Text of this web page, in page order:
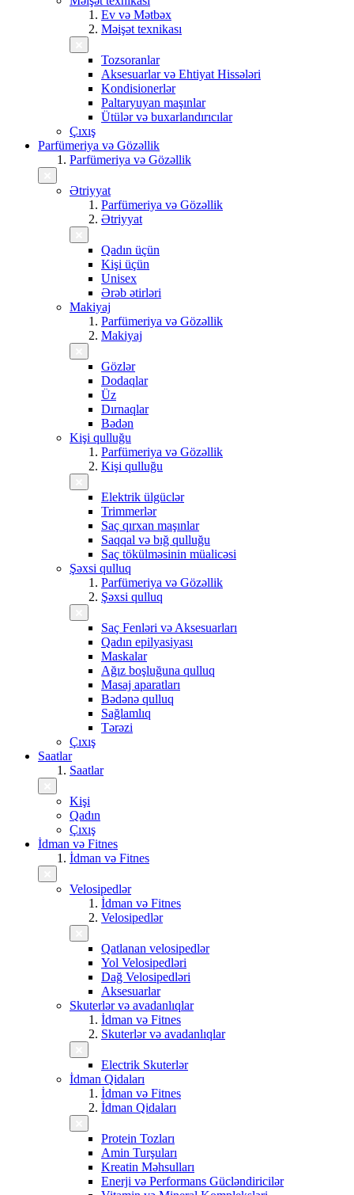
Ev və Mətbəx
Məişət texnikası
Tozsoranlar
Aksesuarlar və Ehtiyat Hissələri
Kondisionerlər
Paltaryuyan maşınlar
Ütülər və buxarlandırıcılar
Çıxış
Parfümeriya və Gözəllik
Parfümeriya və Gözəllik
Ətriyyat
Parfümeriya və Gözəllik
Ətriyyat
Qadın üçün
Kişi üçün
Unisex
Ərəb ətirləri
Makiyaj
Parfümeriya və Gözəllik
Makiyaj
Gözlər
Dodaqlar
Üz
Dırnaqlar
Bədən
Kişi qulluğu
Parfümeriya və Gözəllik
Kişi qulluğu
Elektrik ülgüclər
Trimmerlər
Saç qırxan maşınlar
Saqqal və bığ qulluğu
Saç tökülməsinin müalicəsi
Şəxsi qulluq
Parfümeriya və Gözəllik
Şəxsi qulluq
Saç Fenləri və Aksesuarları
Qadın epilyasiyası
Maskalar
Ağız boşluğuna qulluq
Masaj aparatları
Bədənə qulluq
Sağlamlıq
Tərəzi
Çıxış
Saatlar
Saatlar
Kişi
Qadın
Çıxış
İdman və Fitnes
İdman və Fitnes
Velosipedlər
İdman və Fitnes
Velosipedlər
Qatlanan velosipedlər
Yol Velosipedləri
Dağ Velosipedləri
Aksesuarlar
Skuterlər və avadanlıqlar
İdman və Fitnes
Skuterlər və avadanlıqlar
Electrik Skuterlər
İdman Qidaları
İdman və Fitnes
İdman Qidaları
Protein Tozları
Amin Turşuları
Kreatin Məhsulları
Enerji və Performans Gücləndiricilər